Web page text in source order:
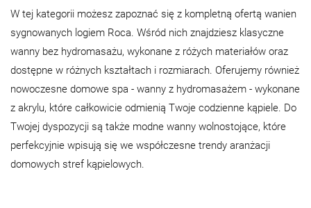
W tej kategorii możesz zapoznać się z kompletną ofertą wanien
sygnowanych logiem Roca. Wśród nich znajdziesz klasyczne
wanny bez hydromasażu, wykonane z różych materiałów oraz
dostępne w różnych kształtach i rozmiarach. Oferujemy również
nowoczesne domowe spa - wanny z hydromasażem - wykonane
z akrylu, które całkowicie odmienią Twoje codzienne kąpiele. Do
Twojej dyspozycji są także modne wanny wolnostojące, które
perfekcyjnie wpisują się we współczesne trendy aranżacji
domowych stref kąpielowych.